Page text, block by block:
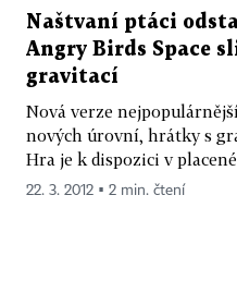
Naštvaní ptáci
Angry Birds Space
gravitací
Nová verze
nových úrovní, hrátky s
Hra je k dispozici v
22. 3. 2012 ▪ 2 min. čtení